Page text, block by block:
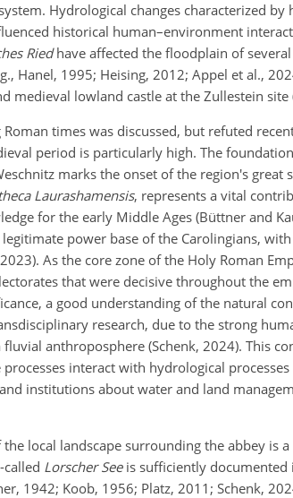
Hydrological changes characterized by
historical human–environment
Riedhave affected the floodplain of
Hanel, 1995; Heising, 2012; Appel et al.,
lowland castle at the Zullestein site
times was discussed, but refuted
period is particularly high. The
marks the onset of the region's great
Laurashamensis, represents a vital
for the early Middle Ages (Büttner and
power base of the Carolingians,
As the core zone of the Holy Roman
that were decisive throughout the
a good understanding of the natural
research, due to the strong
anthroposphere (Schenk, 2024). This
interact with hydrological processes
institutions about water and land
local landscape surrounding the abbey is
Lorscher Seeis sufficiently documented
1942; Koob, 1956; Platz, 2011; Schenk,